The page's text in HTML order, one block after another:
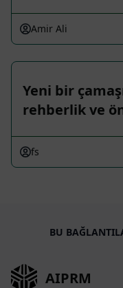
Amir Ali
Yeni bir
rehberlik ve
fs
BU
AIPRM